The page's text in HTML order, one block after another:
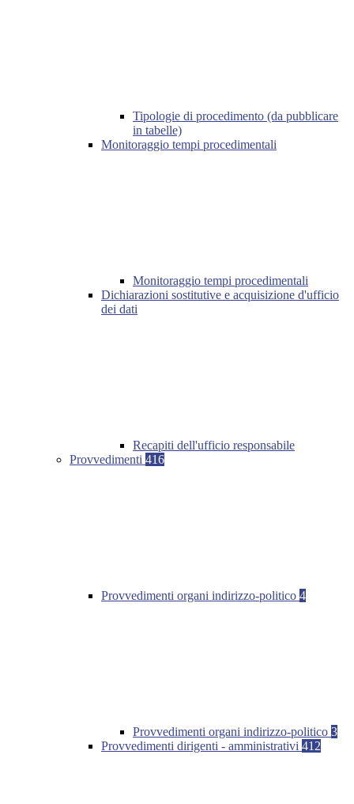
Tipologie di procedimento (da pubblicare
in tabelle)
Monitoraggio tempi procedimentali
Monitoraggio tempi procedimentali
Dichiarazioni sostitutive e acquisizione d'ufficio
dei dati
Recapiti dell'ufficio responsabile
Provvedimenti 416
Provvedimenti organi indirizzo-politico 4
Provvedimenti organi indirizzo-politico 3
Provvedimenti dirigenti - amministrativi 412